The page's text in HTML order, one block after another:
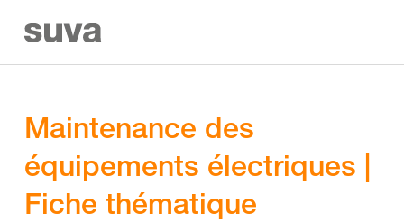
Maintenance des
équipements électriques |
Fiche thématique